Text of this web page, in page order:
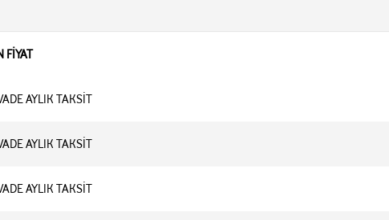
FİYAT
AYLIK TAKSİT
AYLIK TAKSİT
AYLIK TAKSİT